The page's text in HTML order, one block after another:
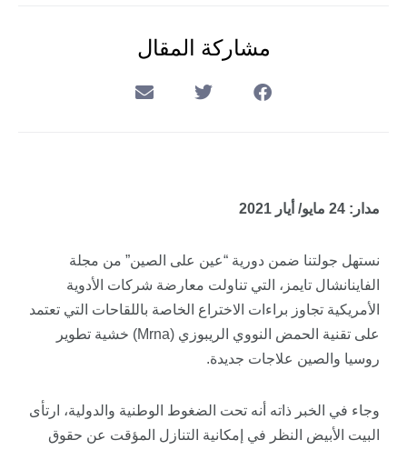
مشاركة المقال
مدار: 24 مايو/ أيار 2021
نستهل جولتنا ضمن دورية “عين على الصين” من مجلة
الفاينانشال تايمز ، التي تناولت معارضة شركات الأدوية
الأمريكية تجاوز براءات الاختراع الخاصة باللقاحات التي تعتمد
على تقنية الحمض النووي الريبوزي (Mrna) خشية تطوير
روسيا والصين علاجات جديدة.
وجاء في الخبر ذاته أنه تحت الضغوط الوطنية والدولية، ارتأى
البيت الأبيض النظر في إمكانية التنازل المؤقت عن حقوق